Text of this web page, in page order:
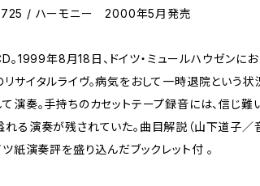
/ ハーモニー 2000年5月発売
。1999年8月18日、ドイツ・ミュールハウゼンに
サイタルライヴ。病気をおして一時退院という状
演奏。手持ちのカセットテープ録音には、信じ難
れる演奏が残されていた。曲目解説（山下道子／
ツ紙演奏評を盛り込んだブックレット付 。